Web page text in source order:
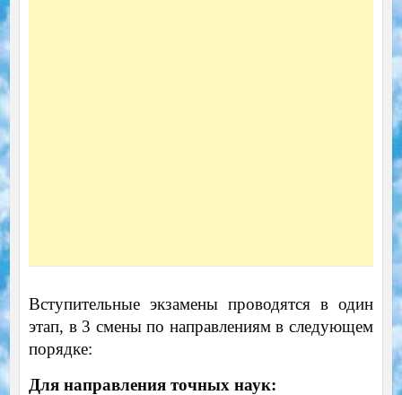
Вступительные экзамены проводятся в один
этап, в 3 смены по направлениям в следующем
порядке:
Для направления точных наук: